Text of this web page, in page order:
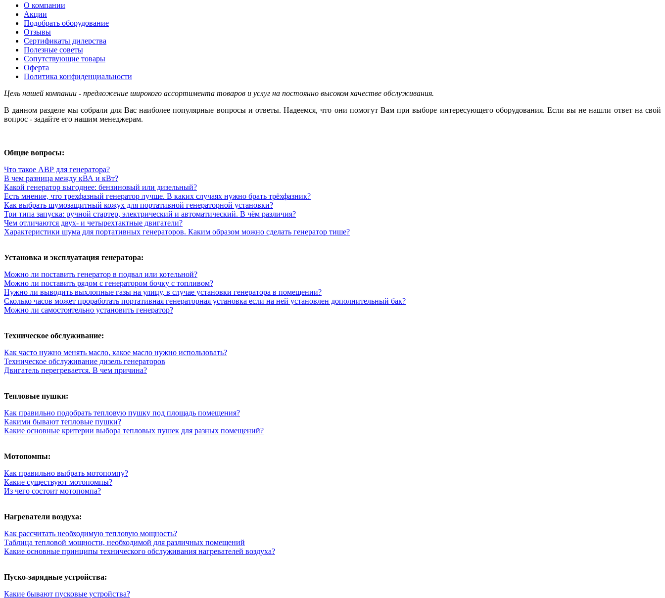
О компании
Акции
Подобрать оборудование
Отзывы
Сертификаты дилерства
Полезные советы
Сопутствующие товары
Оферта
Политика конфиденциальности
Цель нашей компании - предложение широкого ассортимента товаров и услуг на постоянно высоком качестве обслуживания.
В данном разделе мы собрали для Вас наиболее популярные вопросы и ответы. Надеемся, что они помогут Вам при выборе интересующего оборудования. Если вы не нашли ответ на свой
вопрос - задайте его нашим менеджерам.
Общие вопросы:
Что такое АВР для генератора?
В чем разница между кВА и кВт?
Какой генератор выгоднее: бензиновый или дизельный?
Есть мнение, что трехфазный генератор лучше. В каких случаях нужно брать трёхфазник?
Как выбрать шумозащитный кожух для портативной генераторной установки?
Три типа запуска: ручной стартер, электрический и автоматический. В чём различия?
Чем отличаются двух- и четырехтактные двигатели?
Характеристики шума для портативных генераторов. Каким образом можно сделать генератор тише?
Установка и эксплуатация генератора:
Можно ли поставить генератор в подвал или котельной?
Можно ли поставить рядом с генератором бочку с топливом?
Нужно ли выводить выхлопные газы на улицу, в случае установки генератора в помещении?
Сколько часов может проработать портативная генераторная установка если на ней установлен дополнительный бак?
Можно ли самостоятельно установить генератор?
Техническое обслуживание:
Как часто нужно менять масло, какое масло нужно использовать?
Техническое обслуживание дизель генераторов
Двигатель перегревается. В чем причина?
Тепловые пушки:
Как правильно подобрать тепловую пушку под площадь помещения?
Какими бывают тепловые пушки?
Какие основные критерии выбора тепловых пушек для разных помещений?
Мотопомпы:
Как правильно выбрать мотопомпу?
Какие существуют мотопомпы?
Из чего состоит мотопомпа?
Нагреватели воздуха:
Как рассчитать необходимую тепловую мощность?
Таблица тепловой мощности, необходимой для различных помещений
Какие основные принципы технического обслуживания нагревателей воздуха?
Пуско-зарядные устройства:
Какие бывают пусковые устройства?